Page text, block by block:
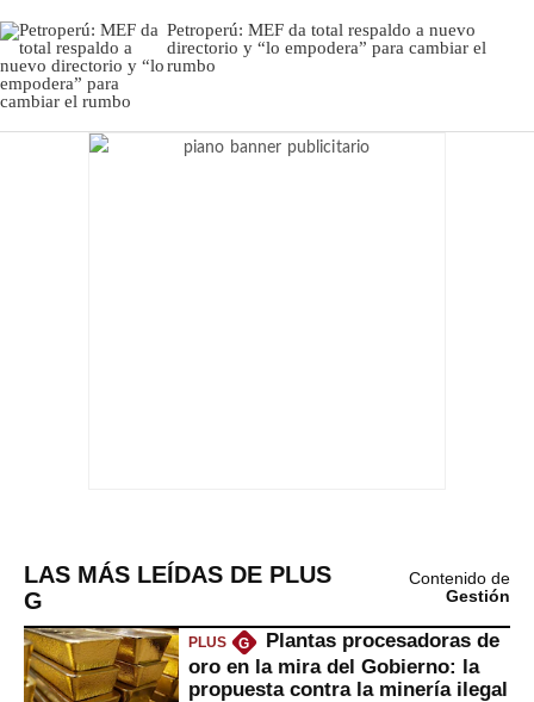
Petroperú: MEF da total respaldo a nuevo
directorio y “lo empodera” para cambiar el
rumbo
LAS MÁS LEÍDAS DE PLUS
G
Contenido de
Gestión
PLUS G
Plantas procesadoras de
oro en la mira del Gobierno: la
propuesta contra la minería ilegal